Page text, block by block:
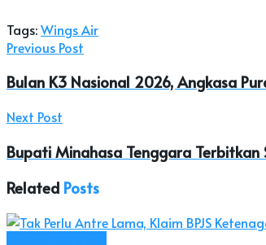
Tags:Wings Air
Previous Post
Bulan K3 Nasional 2026, Angkasa
Next Post
Bupati Minahasa Tenggara Terbitkan
Related Posts